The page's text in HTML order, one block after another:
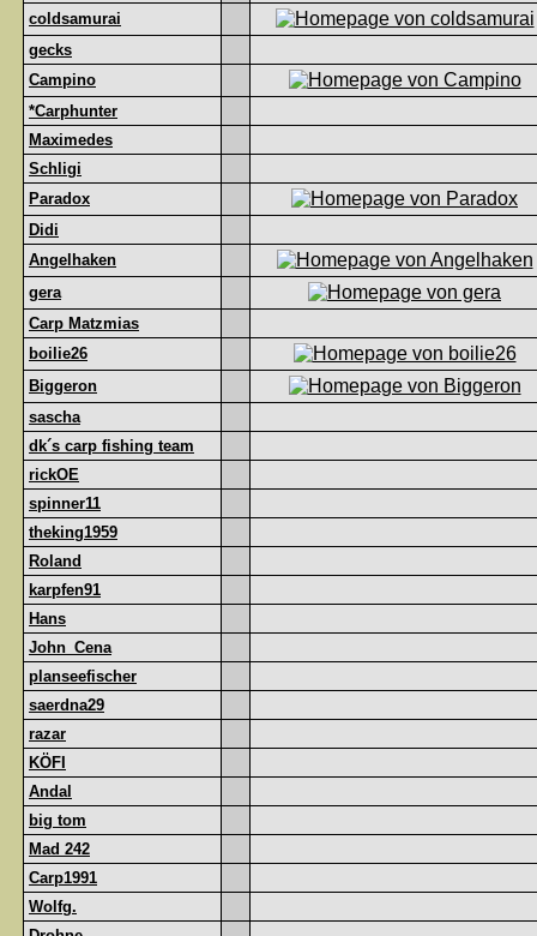
coldsamurai
gecks
Campino
*Carphunter
Maximedes
Schligi
Paradox
Didi
Angelhaken
gera
Carp Matzmias
boilie26
Biggeron
sascha
dk´s carp fishing team
rickOE
spinner11
theking1959
Roland
karpfen91
Hans
John_Cena
planseefischer
saerdna29
razar
KÖFI
Andal
big tom
Mad 242
Carp1991
Wolfg.